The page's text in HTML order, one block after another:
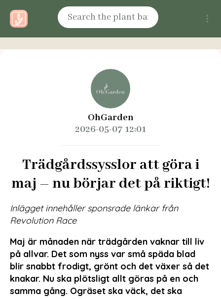
OhGarden
2026-05-07 12:01
Trädgårdssysslor att göra i
maj – nu börjar det på riktigt!
Inlägget innehåller sponsrade länkar från
Revolution Race
Maj är månaden när trädgården vaknar till liv
på allvar. Det som nyss var små späda blad
blir snabbt frodigt, grönt och det växer så det
knakar. Nu ska plötsligt allt göras på en och
samma gång. Ogräset ska väck, det ska